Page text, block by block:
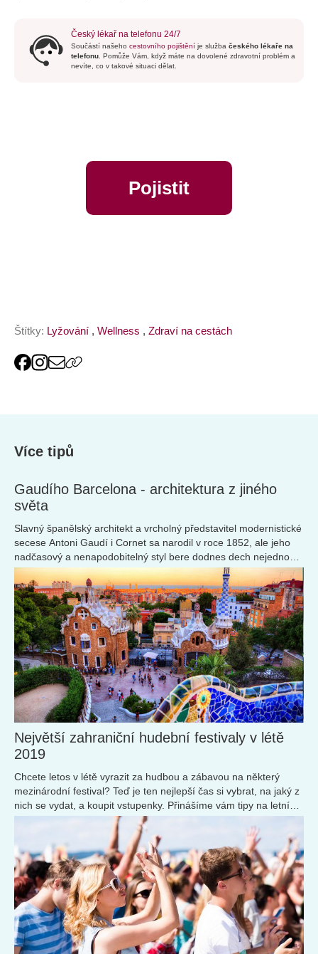
Český lékař na telefonu 24/7
Součástí našeho cestovního pojištění je služba českého lékaře na
telefonu. Pomůže Vám, když máte na dovolené zdravotní problém a
nevíte, co v takové situaci dělat.
Pojistit
Štítky: Lyžování , Wellness , Zdraví na cestách
Více tipů
Gaudího Barcelona - architektura z jiného
světa
Slavný španělský architekt a vrcholný představitel modernistické
secese Antoni Gaudí i Cornet sa narodil v roce 1852, ale jeho
nadčasový a nenapodobitelný styl bere dodnes dech nejednomu
milovníkovi umění...
Největší zahraniční hudební festivaly v létě
2019
Chcete letos v létě vyrazit za hudbou a zábavou na některý
mezinárodní festival? Teď je ten nejlepší čas si vybrat, na jaký z
nich se vydat, a koupit vstupenky. Přinášíme vám tipy na letní
festivaly v Evropě s praktickými informacemi, které se vám